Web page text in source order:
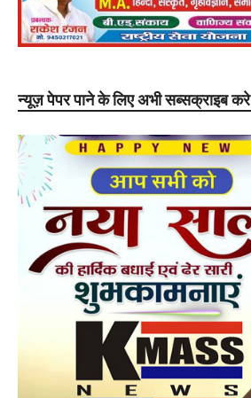
न्यूज़ पेपर पाने के लिए अभी सब्सक्राइब करे